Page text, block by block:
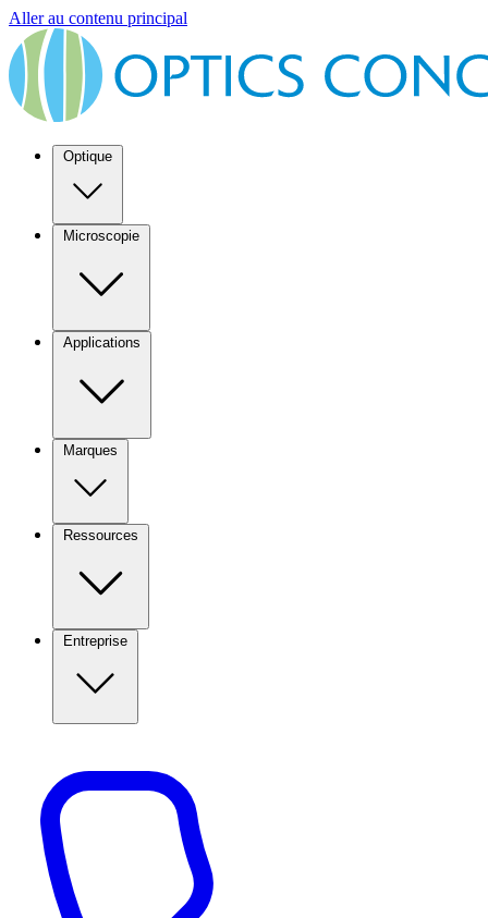
Aller au contenu principal
Optique
Microscopie
Applications
Marques
Ressources
Entreprise